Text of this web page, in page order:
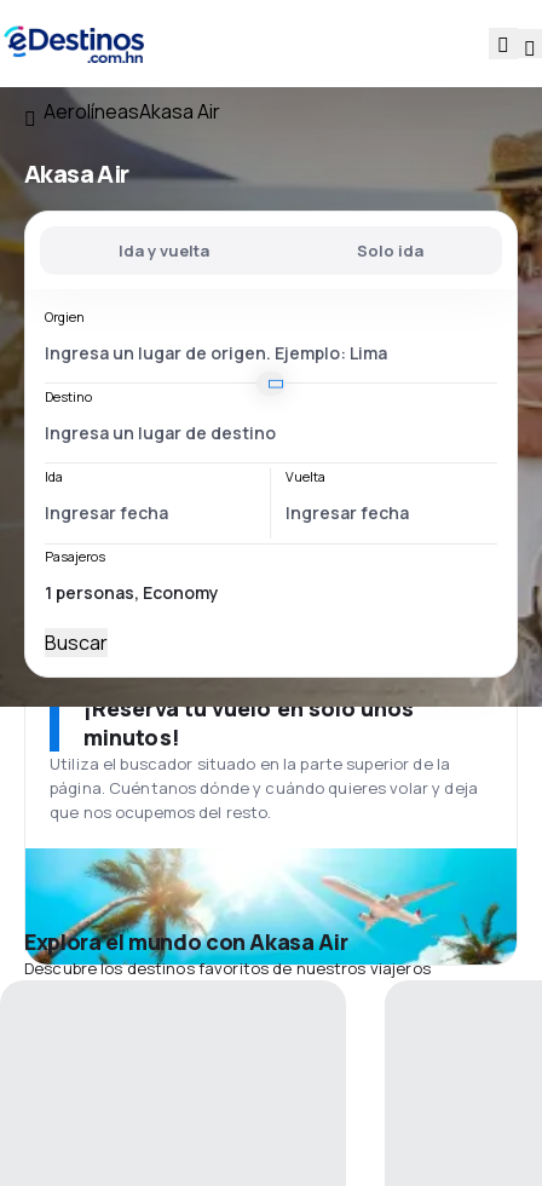
AerolíneasAkasa Air
Akasa Air
Ida y vuelta Solo ida
Orgien
Destino
Ida Vuelta
Pasajeros
Buscar
¡Reserva tu vuelo en solo unos
minutos!
Utiliza el buscador situado en la parte superior de la
página. Cuéntanos dónde y cuándo quieres volar y deja
que nos ocupemos del resto.
Explora el mundo con Akasa Air
Descubre los destinos favoritos de nuestros viajeros